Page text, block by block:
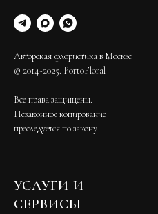
Авторская флористика в Москве
© 2014-2025. PortoFloral
Все права защищены.
Незаконное копирование
преследуется по закону
УСЛУГИ И
СЕРВИСЫ